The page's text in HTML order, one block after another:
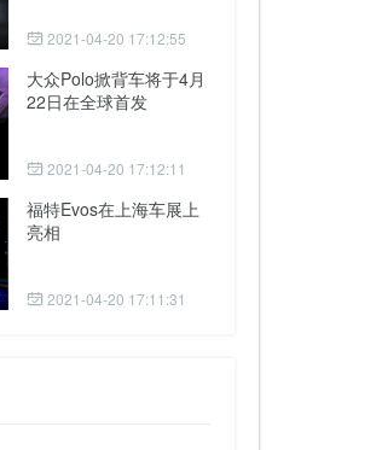
2021-04-20 17:12:55
大众Polo掀背车将于4月
22日在全球首发
2021-04-20 17:12:11
福特Evos在上海车展上
亮相
2021-04-20 17:11:31